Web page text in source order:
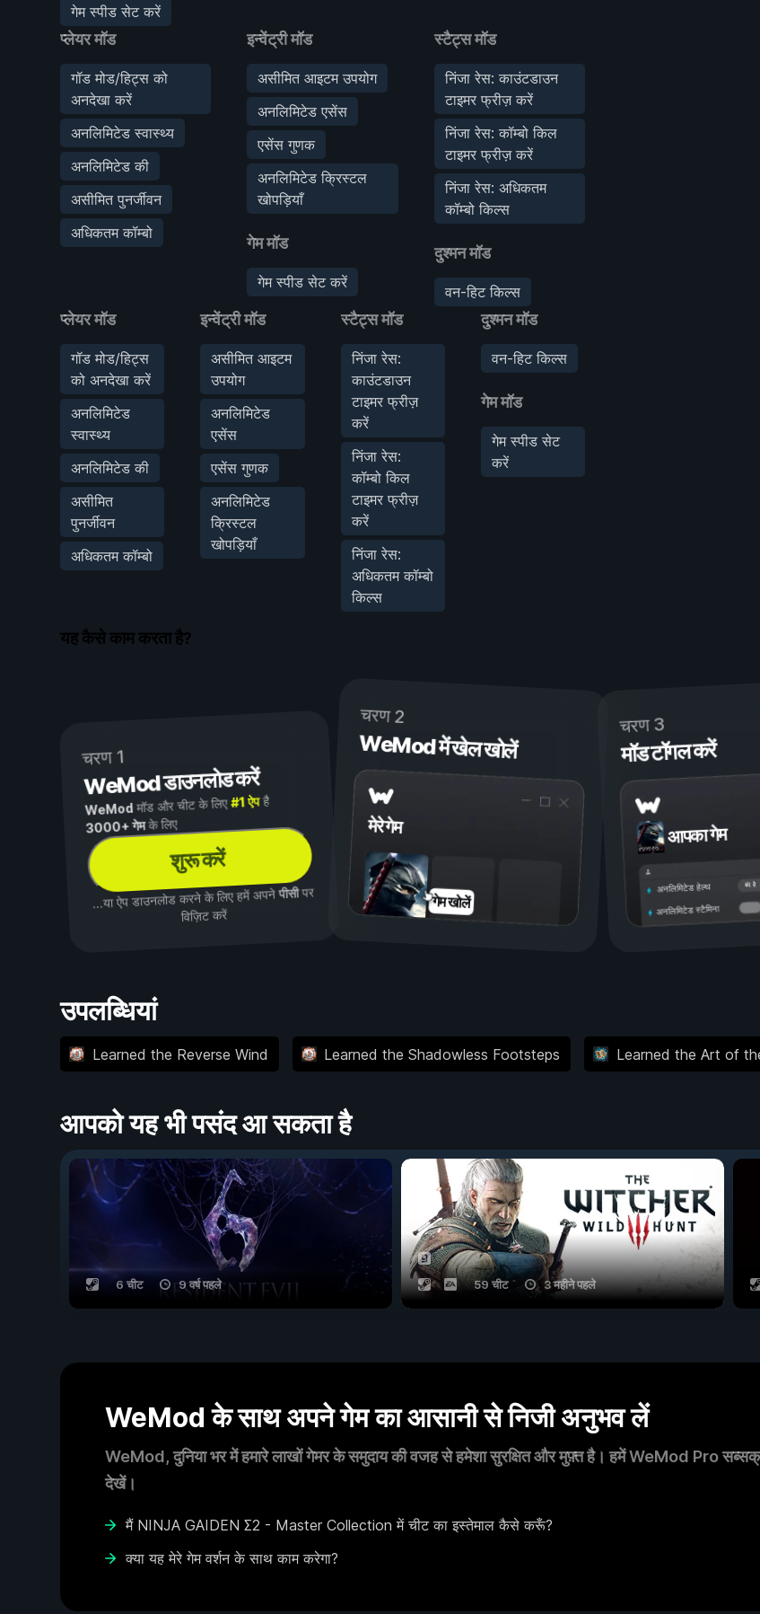
गेम स्पीड सेट करें
प्लेयर मॉड
गॉड मोड/हिट्स को
अनदेखा करें
अनलिमिटेड स्वास्थ्य
अनलिमिटेड की
असीमित पुनर्जीवन
अधिकतम कॉम्बो
इन्वेंट्री मॉड
असीमित आइटम उपयोग
अनलिमिटेड एसेंस
एसेंस गुणक
अनलिमिटेड क्रिस्टल
खोपड़ियाँ
गेम मॉड
गेम स्पीड सेट करें
स्टैट्स मॉड
निंजा रेस: काउंटडाउन
टाइमर फ्रीज़ करें
निंजा रेस: कॉम्बो किल
टाइमर फ्रीज़ करें
निंजा रेस: अधिकतम
कॉम्बो किल्स
दुश्मन मॉड
वन-हिट किल्स
प्लेयर मॉड
गॉड मोड/हिट्स
को अनदेखा करें
अनलिमिटेड
स्वास्थ्य
अनलिमिटेड की
असीमित
पुनर्जीवन
अधिकतम कॉम्बो
इन्वेंट्री मॉड
असीमित आइटम
उपयोग
अनलिमिटेड
एसेंस
एसेंस गुणक
अनलिमिटेड
क्रिस्टल
खोपड़ियाँ
स्टैट्स मॉड
निंजा रेस:
काउंटडाउन
टाइमर फ्रीज़
करें
निंजा रेस:
कॉम्बो किल
टाइमर फ्रीज़
करें
निंजा रेस:
अधिकतम कॉम्बो
किल्स
दुश्मन मॉड
वन-हिट किल्स
गेम मॉड
गेम स्पीड सेट
करें
यह कैसे काम करता है?
चरण 1
WeMod डाउनलोड करें
WeMod मॉड और चीट के लिए#1 ऐपहै
3000+ गेमके लिए
शुरू करें
...या ऐप डाउनलोड करने के लिए हमें अपनेपीसीपर
विज़िट करें
चरण 2
WeMod में खेल खोलें
मेरे गेम
गेम खोलें
चरण 3
मॉड टॉगल करें
आपका गेम
बंद है
अनलिमिटेड हेल्थ
अनलिमिटेड स्टैमिना
उपलब्धियां
Learned the Reverse Wind Learned the Shadowless Footsteps Learned the Art of
आपको यह भी पसंद आ सकता है
6 चीट 9 वर्ष पहले 59 चीट 3 महीने पहले
WeMod के साथ अपने गेम का आसानी से निजी अनुभव लें
WeMod, दुनिया भर में हमारे लाखों गेमर के समुदाय की वजह से हमेशा सुरक्षित और मुफ़्त है। हमें WeMod Pro
देखें।
मैं NINJA GAIDEN Σ2 - Master Collection में चीट का इस्तेमाल कैसे करूँ?
क्या यह मेरे गेम वर्शन के साथ काम करेगा?